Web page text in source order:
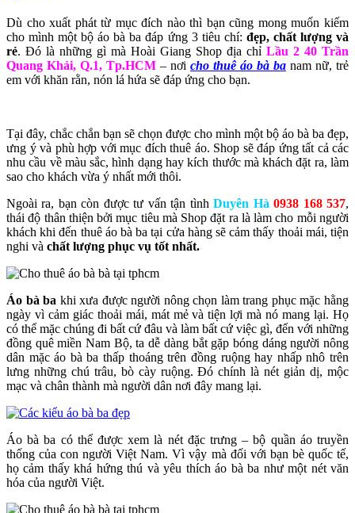
Dù cho xuất phát từ mục đích nào thì bạn cũng mong muốn kiếm
cho mình một bộ áo bà ba đáp ứng 3 tiêu chí: đẹp, chất lượng và
rẻ. Đó là những gì mà Hoài Giang Shop địa chỉ Lầu 2 40 Trần
Quang Khải, Q.1, Tp.HCM – nơi cho thuê áo bà ba nam nữ, trẻ
em với khăn rằn, nón lá hứa sẽ đáp ứng cho bạn.
Tại đây, chắc chắn bạn sẽ chọn được cho mình một bộ áo bà ba đẹp,
ưng ý và phù hợp với mục đích thuê áo. Shop sẽ đáp ứng tất cả các
nhu cầu về màu sắc, hình dạng hay kích thước mà khách đặt ra, làm
sao cho khách vừa ý nhất mới thôi.
Ngoài ra, bạn còn được tư vấn tận tình Duyên Hà0938 168 537,
thái độ thân thiện bởi mục tiêu mà Shop đặt ra là làm cho mỗi người
khách khi đến thuê áo bà ba tại cửa hàng sẽ cảm thấy thoải mái, tiện
nghi và chất lượng phục vụ tốt nhất.
Áo bà ba khi xưa được người nông chọn làm trang phục mặc hằng
ngày vì cảm giác thoải mái, mát mẻ và tiện lợi mà nó mang lại. Họ
có thể mặc chúng đi bất cứ đâu và làm bất cứ việc gì, đến với những
đồng quê miền Nam Bộ, ta dễ dàng bắt gặp bóng dáng người nông
dân mặc áo bà ba thấp thoáng trên đồng ruộng hay nhấp nhô trên
lưng những chú trâu, bò cày ruộng. Đó chính là nét giản dị, mộc
mạc và chân thành mà người dân nơi đây mang lại.
Áo bà ba có thể được xem là nét đặc trưng – bộ quần áo truyền
thống của con người Việt Nam. Vì vậy mà đối với bạn bè quốc tế,
họ cảm thấy khá hứng thú và yêu thích áo bà ba như một nét văn
hóa của người Việt.